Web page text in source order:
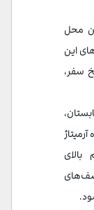
محل
این
سفر،